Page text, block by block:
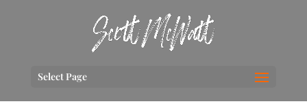
Select Page